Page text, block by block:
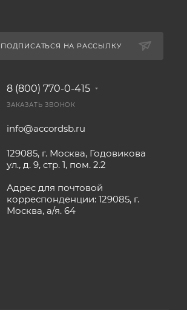
ПОДПИСАТЬСЯ НА РАССЫЛКУ
8 (800) 770-0-415
ЗАКАЗАТЬ ЗВОНОК
info@accordsb.ru
129085, г. Москва, Годовикова
ул., д. 9, стр. 1, пом. 2.2
Адрес для почтовой
корреспонденции: 129085, г.
Москва, а/я. 64